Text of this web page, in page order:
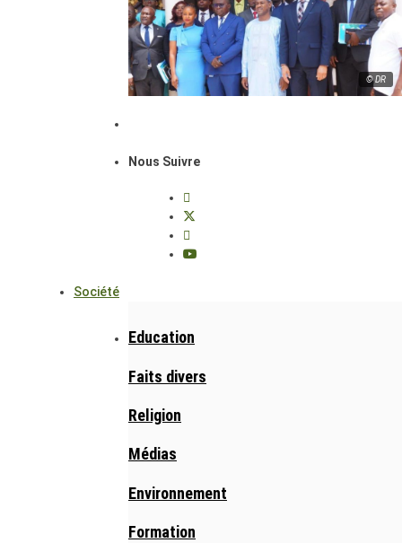
© DR
Nous Suivre
Société
Education
Faits divers
Religion
Médias
Environnement
Formation